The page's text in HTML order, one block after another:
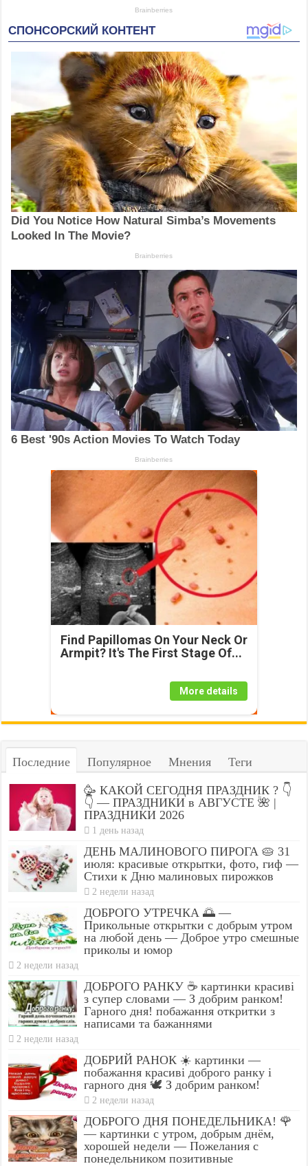
Find Papillomas On Your Neck Or
Armpit? It's The First Stage Of...
More details
Последние Популярное Мнения Теги
🥳 КАКОЙ СЕГОДНЯ ПРАЗДНИК ? 👇
👇 — ПРАЗДНИКИ в АВГУСТЕ 🌺 |
ПРАЗДНИКИ 2026
1 день назад
ДЕНЬ МАЛИНОВОГО ПИРОГА 🥧 31
июля: красивые открытки, фото, гиф —
Стихи к Дню малиновых пирожков
2 недели назад
ДОБРОГО УТРЕЧКА 🌅 —
Прикольные открытки с добрым утром
на любой день — Доброе утро смешные
приколы и юмор
2 недели назад
ДОБРОГО РАНКУ ☕ картинки красиві
з супер словами — З добрим ранком!
Гарного дня! побажання откритки з
написами та бажаннями
2 недели назад
ДОБРИЙ РАНОК ☀️ картинки —
побажання красиві доброго ранку і
гарного дня 🕊️ З добрим ранком!
2 недели назад
ДОБРОГО ДНЯ ПОНЕДЕЛЬНИКА! 🌹
— картинки с утром, добрым днём,
хорошей недели — Пожелания с
понедельником позитивные